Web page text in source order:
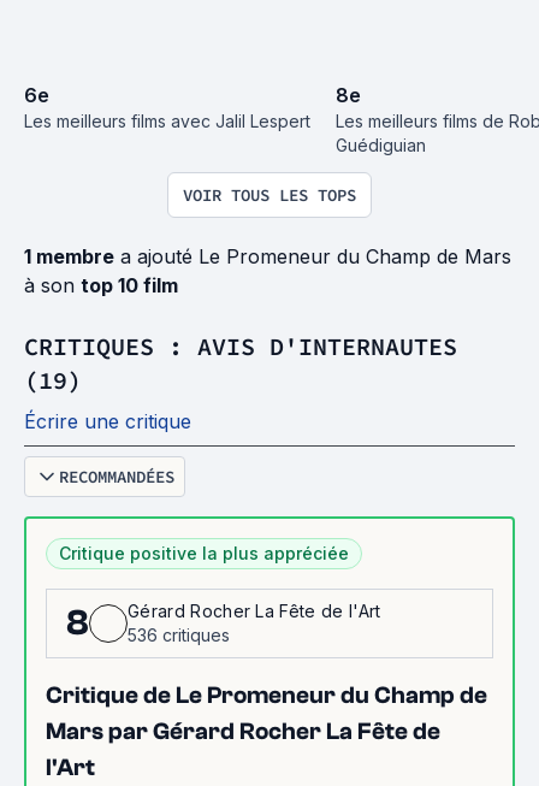
6e
Les meilleurs films avec Jalil Lespert
8e
Les meilleurs films de
Guédiguian
VOIR TOUS LES TOPS
1 membre a ajouté Le Promeneur du Champ de Mars
à son top 10 film
CRITIQUES : AVIS D'INTERNAUTES
(19)
Écrire une critique
RECOMMANDÉES
Critique positive la plus appréciée
8
Gérard Rocher La Fête de l'Art
536 critiques
Critique de Le Promeneur du Champ de
Mars par Gérard Rocher La Fête de
l'Art